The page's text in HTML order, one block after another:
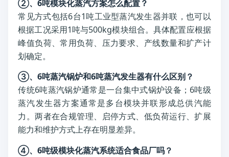
②、6吨模块化蒸汽方案怎么配置？
常见方式包括6台1吨工业型蒸汽发生器并联，也可以
根据工况采用1吨与500kg模块组合。具体配置应根据
峰值负荷、常用负荷、压力要求、产线数量和扩产计
划确定。
③、6吨蒸汽锅炉和6吨蒸汽发生器有什么区别？
传统6吨蒸汽锅炉通常是一台集中式锅炉设备；6吨级
蒸汽发生器方案通常是多台模块并联形成总供汽能
力。两者在合规管理、启停方式、低负荷运行、扩展
能力和维护方式上存在明显差异。
④、6吨级模块化蒸汽系统适合食品厂吗？